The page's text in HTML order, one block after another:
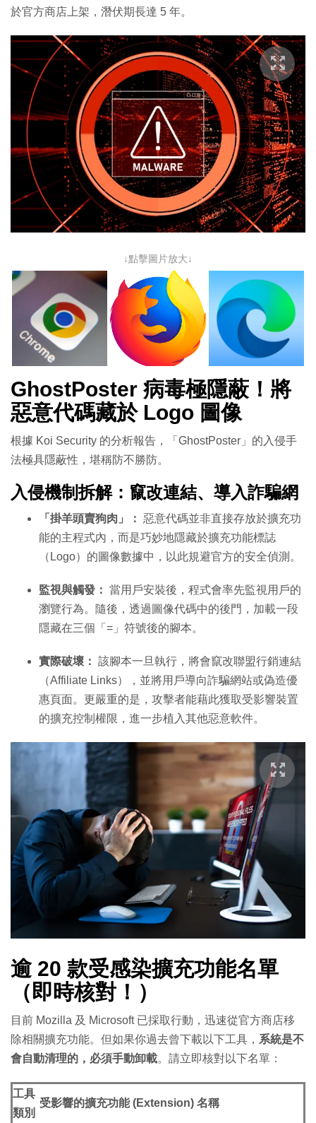
於官方商店上架，潛伏期長達 5 年。
↓點擊圖片放大↓
GhostPoster 病毒極隱蔽！將
惡意代碼藏於 Logo 圖像
根據 Koi Security 的分析報告，「GhostPoster」的入侵手
法極具隱蔽性，堪稱防不勝防。
入侵機制拆解：竄改連結、導入詐騙網
「掛羊頭賣狗肉」： 惡意代碼並非直接存放於擴充功
能的主程式內，而是巧妙地隱藏於擴充功能標誌
（Logo）的圖像數據中，以此規避官方的安全偵測。
監視與觸發： 當用戶安裝後，程式會率先監視用戶的
瀏覽行為。隨後，透過圖像代碼中的後門，加載一段
隱藏在三個「=」符號後的腳本。
實際破壞： 該腳本一旦執行，將會竄改聯盟行銷連結
（Affiliate Links），並將用戶導向詐騙網站或偽造優
惠頁面。更嚴重的是，攻擊者能藉此獲取受影響裝置
的擴充控制權限，進一步植入其他惡意軟件。
逾 20 款受感染擴充功能名單
（即時核對！）
目前 Mozilla 及 Microsoft 已採取行動，迅速從官方商店移
除相關擴充功能。但如果你過去曾下載以下工具， 系統是不
會自動清理的，必須手動卸載。請立即核對以下名單：
工具
類別
受影響的擴充功能 (Extension) 名稱